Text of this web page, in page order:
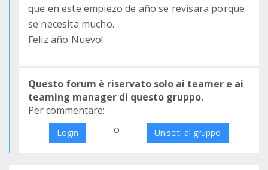
que en este empiezo de año se revisara porque
se necesita mucho.
Feliz año Nuevo!
Questo forum è riservato solo ai teamer e ai
teaming manager di questo gruppo.
Per commentare:
Login o Unisciti al gruppo